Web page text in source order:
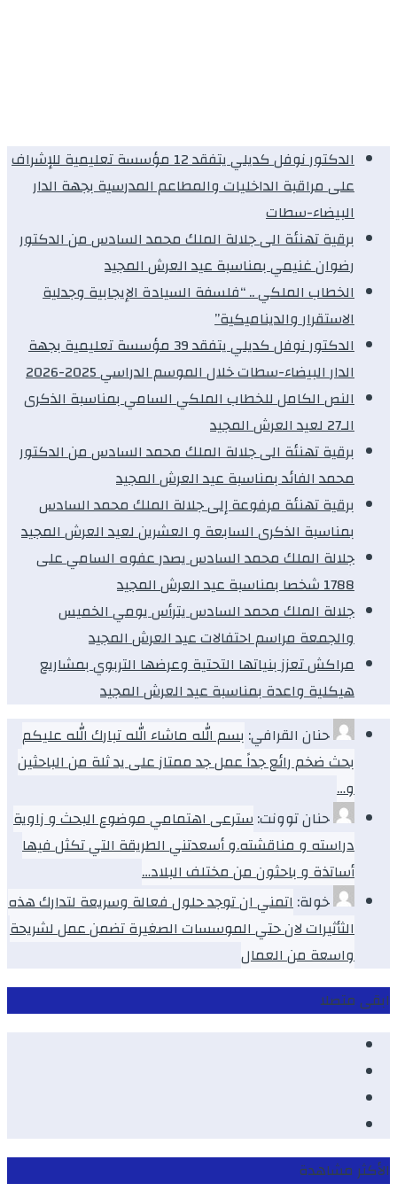
الدكتور نوفل كديلي يتفقد 12 مؤسسة تعليمية للإشراف
على مراقبة الداخليات والمطاعم المدرسية بجهة الدار
البيضاء-سطات
برقية تهنئة الى جلالة الملك محمد السادس من الدكتور
رضوان غنيمي بمناسبة عيد العرش المجيد
الخطاب الملكي .. “فلسفة السيادة الإيجابية وجدلية
الاستقرار والديناميكية”
الدكتور نوفل كديلي يتفقد 39 مؤسسة تعليمية بجهة
الدار البيضاء-سطات خلال الموسم الدراسي 2025-2026
النص الكامل للخطاب الملكي السامي بمناسبة الذكرى
الـ27 لعيد العرش المجيد
برقية تهنئة الى جلالة الملك محمد السادس من الدكتور
محمد الفائد بمناسبة عيد العرش المجيد
برقية تهنئة مرفوعة إلى جلالة الملك محمد السادس
بمناسبة الذكرى السابعة و العشرين لعيد العرش المجيد
جلالة الملك محمد السادس يصدر عفوه السامي على
1788 شخصا بمناسبة عيد العرش المجيد
جلالة الملك محمد السادس يترأس يومي الخميس
والجمعة مراسم احتفالات عيد العرش المجيد
مراكش تعزز بنياتها التحتية وعرضها التربوي بمشاريع
هيكلية واعدة بمناسبة عيد العرش المجيد
حنان القرافي: بسم الله ماشاء الله تبارك الله عليكم
بحث ضخم رائع جداً عمل جد ممتاز على يد ثلة من الباحثين
و…
حنان توونت:سترعى اهتمامي موضوع البحث و زاوية
دراسته و مناقشته.و أسعدتني الطريقة التي تكثل فيها
أساتذة و باحثون من مختلف البلاد…
خولة:اتمني ان توجد حلول فعالة وسريعة لتدارك هذه
الثأثيرات لان حتي الموسسات الصغيرة تضمن عمل لشريحة
واسعة من العمال
ابقى متصلا
الأكثر مشاهدة